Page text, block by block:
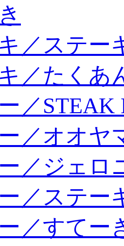
／ステー
／たくあ
／STEAK
／オオヤ
／ジェロ
／ステー
／すてー